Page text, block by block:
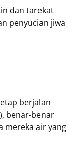
dan tarekat
penyucian jiwa
berjalan
benar-benar
mereka air yang